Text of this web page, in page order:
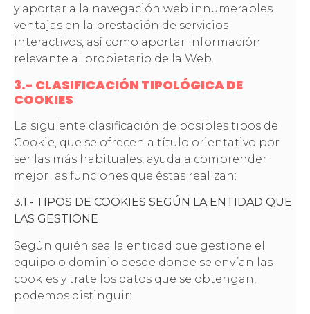
y aportar a la navegación web innumerables
ventajas en la prestación de servicios
interactivos, así como aportar información
relevante al propietario de la Web.
3.- CLASIFICACIÓN TIPOLÓGICA DE
COOKIES
La siguiente clasificación de posibles tipos de
Cookie, que se ofrecen a título orientativo por
ser las más habituales, ayuda a comprender
mejor las funciones que éstas realizan:
3.1.- TIPOS DE COOKIES SEGÚN LA ENTIDAD QUE
LAS GESTIONE
Según quién sea la entidad que gestione el
equipo o dominio desde donde se envían las
cookies y trate los datos que se obtengan,
podemos distinguir: